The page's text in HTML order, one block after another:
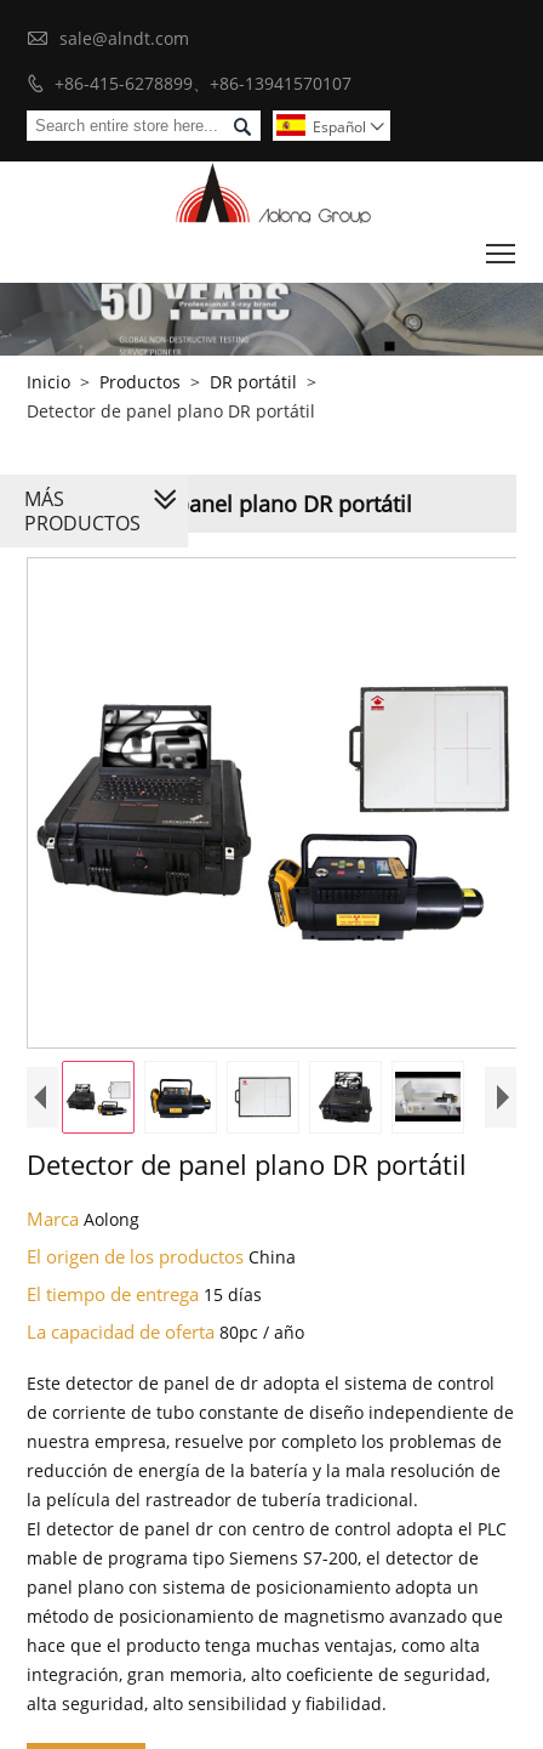
 sale@alndt.com
 +86-415-6278899、+86-13941570107
 Español 
Inicio > Productos > DR portátil >
Detector de panel plano DR portátil
Detector de panel plano DR portátil
Detector de panel plano DR portátil
MarcaAolong
El origen de los productosChina
El tiempo de entrega 15 días
La capacidad de oferta80pc / año
Este detector de panel de dr adopta el sistema de control
de corriente de tubo constante de diseño independiente de
nuestra empresa, resuelve por completo los problemas de
reducción de energía de la batería y la mala resolución de
la película del rastreador de tubería tradicional.
El detector de panel dr con centro de control adopta el PLC
mable de programa tipo Siemens S7-200, el detector de
panel plano con sistema de posicionamiento adopta un
método de posicionamiento de magnetismo avanzado que
hace que el producto tenga muchas ventajas, como alta
integración, gran memoria, alto coeficiente de seguridad,
alta seguridad, alto sensibilidad y fiabilidad.
MÁS
PRODUCTOS